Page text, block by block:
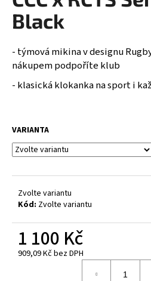
0,0
z
hvězdiček.
Black
- týmová mikina v designu
nákupem podpoříte klub
- klasická klokanka na sport i
VARIANTA
Zvolte variantu
Kód: Zvolte variantu
1 100 Kč
909,09 Kč bez DPH
a
j
t
?
D
o
u